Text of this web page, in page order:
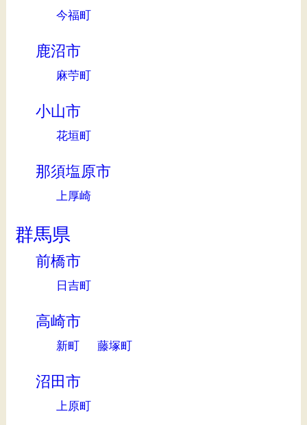
今福町
鹿沼市
麻苧町
小山市
花垣町
那須塩原市
上厚崎
群馬県
前橋市
日吉町
高崎市
新町 藤塚町
沼田市
上原町